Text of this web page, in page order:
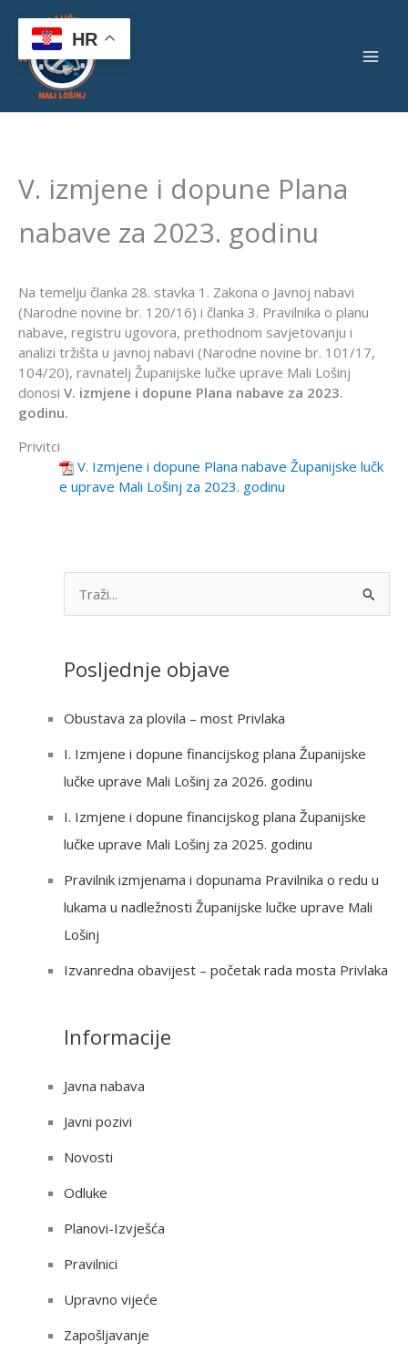
content
V. izmjene i dopune Plana
nabave za 2023. godinu
Na temelju članka 28. stavka 1. Zakona o Javnoj nabavi
(Narodne novine br. 120/16) i članka 3. Pravilnika o planu
nabave, registru ugovora, prethodnom savjetovanju i
analizi tržišta u javnoj nabavi (Narodne novine br. 101/17,
104/20), ravnatelj Županijske lučke uprave Mali Lošinj
donosi V. izmjene i dopune Plana nabave za 2023.
godinu.
Privitci
V. Izmjene i dopune Plana nabave Županijske lučk
e uprave Mali Lošinj za 2023. godinu
r
f
o
r
:
Posljednje objave
Obustava za plovila – most Privlaka
I. Izmjene i dopune financijskog plana Županijske
lučke uprave Mali Lošinj za 2026. godinu
I. Izmjene i dopune financijskog plana Županijske
lučke uprave Mali Lošinj za 2025. godinu
Pravilnik izmjenama i dopunama Pravilnika o redu u
lukama u nadležnosti Županijske lučke uprave Mali
Lošinj
Izvanredna obavijest – početak rada mosta Privlaka
Informacije
Javna nabava
Javni pozivi
Novosti
Odluke
Planovi-Izvješća
Pravilnici
Upravno vijeće
Zapošljavanje
HR